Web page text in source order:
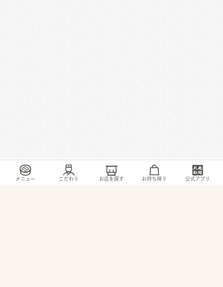
メニュー こだわり お店を探す お持ち帰り 公式アプリ
トップ / お店・ サービス / 千葉市 園生町956-10